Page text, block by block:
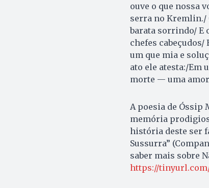
ouve o que nossa
serra no Kremlin./
barata sorrindo/ E
chefes cabeçudos/
um que mia e
ato ele atesta:/Em
morte — uma
A poesia de Óssip
memória
história deste ser
Sussurra”
saber mais sobre
https://